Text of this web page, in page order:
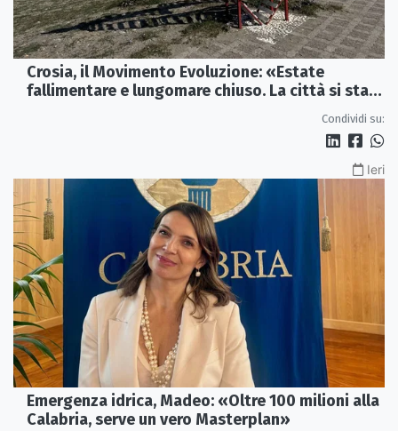
Crosia, il Movimento Evoluzione: «Estate
fallimentare e lungomare chiuso. La città si sta
Condividi su:
Ieri
Emergenza idrica, Madeo: «Oltre 100 milioni alla
Calabria, serve un vero Masterplan»